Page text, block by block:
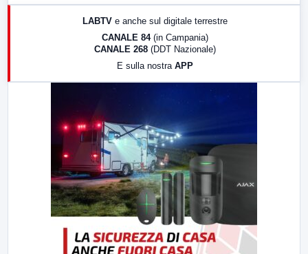
LABTV e anche sul digitale terrestre
CANALE 84 (in Campania)
CANALE 268 (DDT Nazionale)
E sulla nostra APP